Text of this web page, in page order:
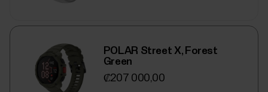
POLAR Street X, Forest
Green
₡207 000,00